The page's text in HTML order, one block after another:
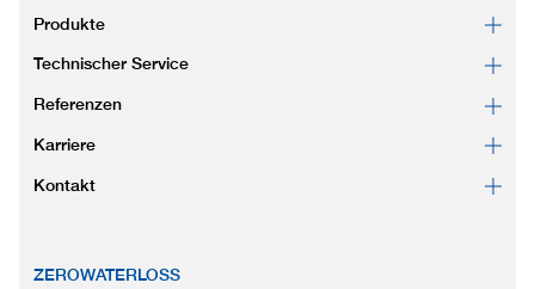
Produkte
Technischer Service
Referenzen
Karriere
Kontakt
ZEROWATERLOSS